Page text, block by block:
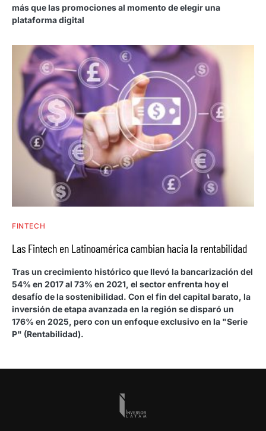
más que las promociones al momento de elegir una
plataforma digital
FINTECH
Las Fintech en Latinoamérica cambian hacia la rentabilidad
Tras un crecimiento histórico que llevó la bancarización del
54% en 2017 al 73% en 2021, el sector enfrenta hoy el
desafío de la sostenibilidad. Con el fin del capital barato, la
inversión de etapa avanzada en la región se disparó un
176% en 2025, pero con un enfoque exclusivo en la "Serie
P" (Rentabilidad).